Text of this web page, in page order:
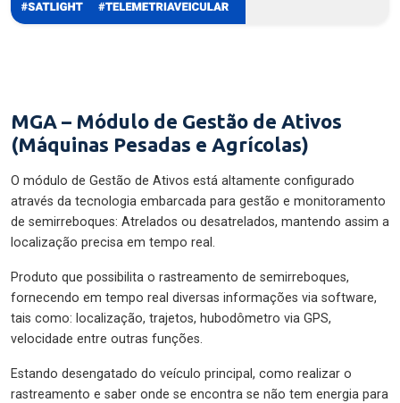
MGA – Módulo de Gestão de Ativos
(Máquinas Pesadas e Agrícolas)
O módulo de Gestão de Ativos está altamente configurado
através da tecnologia embarcada para gestão e monitoramento
de semirreboques: Atrelados ou desatrelados, mantendo assim a
localização precisa em tempo real.
Produto que possibilita o rastreamento de semirreboques,
fornecendo em tempo real diversas informações via software,
tais como: localização, trajetos, hubodômetro via GPS,
velocidade entre outras funções.
Estando desengatado do veículo principal, como realizar o
rastreamento e saber onde se encontra se não tem energia para